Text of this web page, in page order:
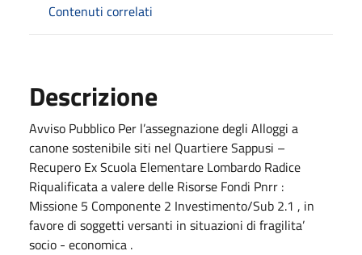
Contenuti correlati
Descrizione
Avviso Pubblico Per l’assegnazione degli Alloggi a
canone sostenibile siti nel Quartiere Sappusi –
Recupero Ex Scuola Elementare Lombardo Radice
Riqualificata a valere delle Risorse Fondi Pnrr :
Missione 5 Componente 2 Investimento/Sub 2.1 , in
favore di soggetti versanti in situazioni di fragilita’
socio - economica .